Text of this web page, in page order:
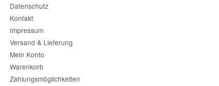
Datenschutz
Kontakt
Impressum
Versand & Lieferung
Mein Konto
Warenkorb
Zahlungsmöglichkeiten